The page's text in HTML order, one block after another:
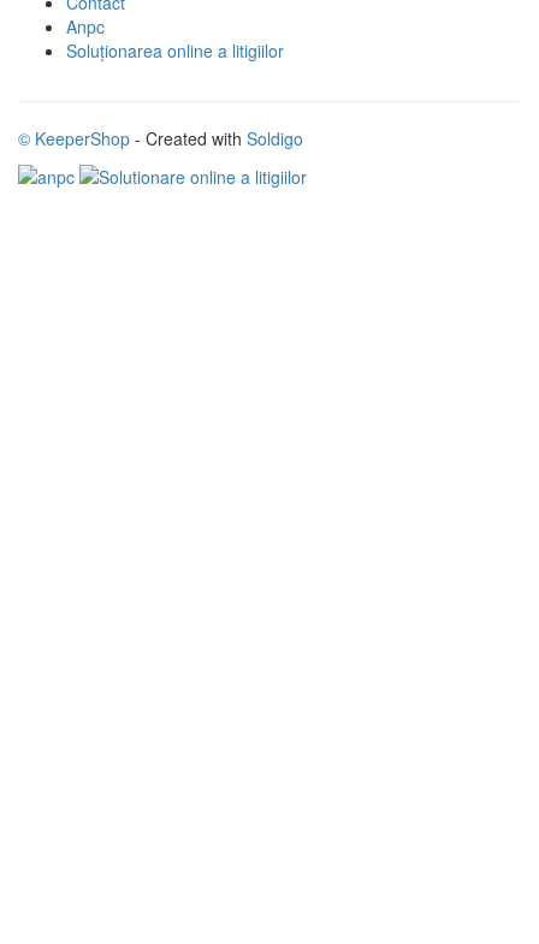
Anpc
Soluționarea online a litigiilor
© KeeperShop - Created with Soldigo